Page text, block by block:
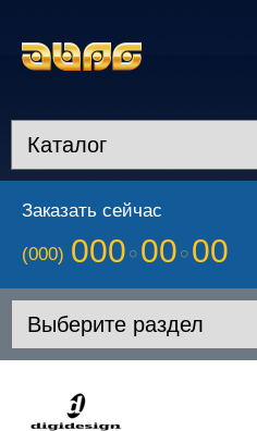
Заказать сейчас
(000) 000 00 00